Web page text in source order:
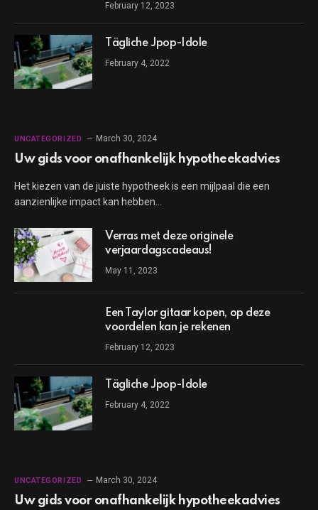
February 12, 2023
Tägliche Jpop-Idole
February 4, 2022
UNCATEGORIZED March 30, 2024
Uw gids voor onafhankelijk hypotheekadvies
Het kiezen van de juiste hypotheek is een mijlpaal die een
aanzienlijke impact kan hebben…
Verras met deze originele
verjaardagscadeaus!
May 11, 2023
Een Taylor gitaar kopen, op deze
voordelen kan je rekenen
February 12, 2023
Tägliche Jpop-Idole
February 4, 2022
UNCATEGORIZED March 30, 2024
Uw gids voor onafhankelijk hypotheekadvies